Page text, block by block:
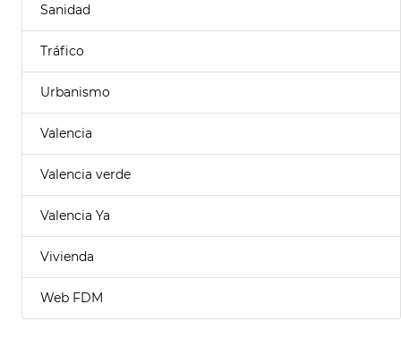
Sanidad
Tráfico
Urbanismo
Valencia
Valencia verde
Valencia Ya
Vivienda
Web FDM